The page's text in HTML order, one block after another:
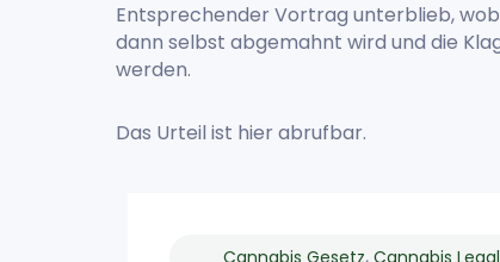
Entsprechender Vortrag unterblieb,
dann selbst abgemahnt wird und die
werden.
Das Urteil ist hierabrufbar.
Cannabis Gesetz Cannabis